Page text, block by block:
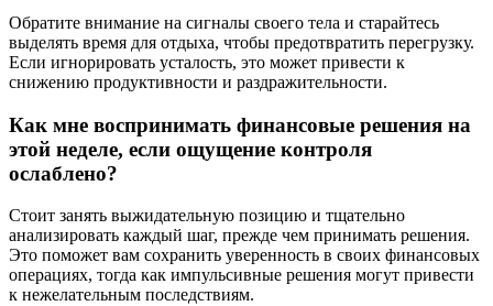
Обратите внимание на сигналы своего тела и старайтесь
выделять время для отдыха, чтобы предотвратить перегрузку.
Если игнорировать усталость, это может привести к
снижению продуктивности и раздражительности.
Как мне воспринимать финансовые решения на
этой неделе, если ощущение контроля
ослаблено?
Стоит занять выжидательную позицию и тщательно
анализировать каждый шаг, прежде чем принимать решения.
Это поможет вам сохранить уверенность в своих финансовых
операциях, тогда как импульсивные решения могут привести
к нежелательным последствиям.